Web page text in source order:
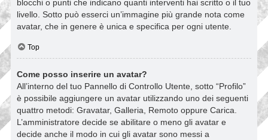
blocchi o punti che indicano quanti interventi hai scritto o il tuo
livello. Sotto può esserci un’immagine più grande nota come
avatar, che in genere è unica e specifica per ogni utente.
Top
Come posso inserire un avatar?
All’interno del tuo Pannello di Controllo Utente, sotto “Profilo”
è possibile aggiungere un avatar utilizzando uno dei seguenti
quattro metodi: Gravatar, Galleria, Remoto oppure Carica.
L’amministratore decide se abilitare o meno gli avatar e
decide anche il modo in cui gli avatar sono messi a